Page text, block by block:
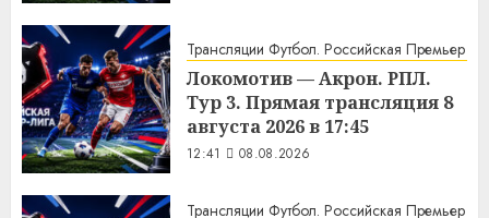
Трансляции Футбол. Российская Премьер
Локомотив — Акрон. РПЛ.
Тур 3. Прямая трансляция 8
августа 2026 в 17:45
12:41 08.08.2026
Трансляции Футбол. Российская Премьер